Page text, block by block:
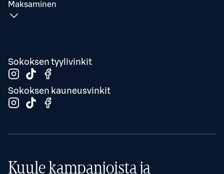
Maksaminen
Sokoksen tyylivinkit
Sokoksen kauneusvinkit
Kuule kampanjoista ja